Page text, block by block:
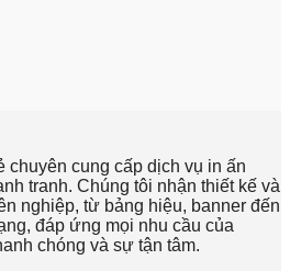
chuyên cung cấp dịch vụ in ấn
tranh. Chúng tôi nhận thiết kế và
nghiệp, từ bảng hiệu, banner đến
đáp ứng mọi nhu cầu của
chóng và sự tận tâm.